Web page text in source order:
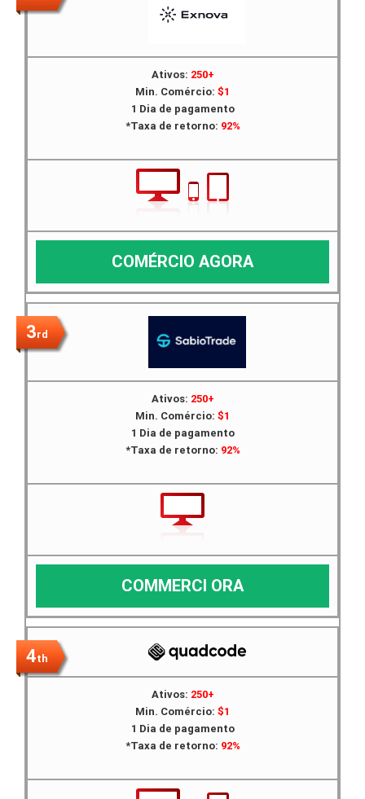
Ativos: 250+
Min. Comércio: $1
1 Dia de pagamento
*Taxa de retorno: 92%
COMÉRCIO AGORA
3rd
Ativos: 250+
Min. Comércio: $1
1 Dia de pagamento
*Taxa de retorno: 92%
COMMERCI ORA
4th
Ativos: 250+
Min. Comércio: $1
1 Dia de pagamento
*Taxa de retorno: 92%